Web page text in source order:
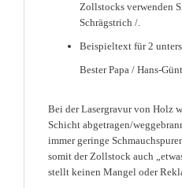
Zollstocks verwenden
Schrägstrich /.
Beispieltext für 2
Bester Papa / Hans-
Bei der Lasergravur von Holz
Schicht abgetragen/
immer geringe
somit der Zollstock auch
stellt keinen Mangel oder